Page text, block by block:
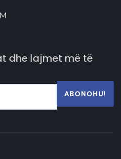
dhe lajmet më të
ABONOHU!